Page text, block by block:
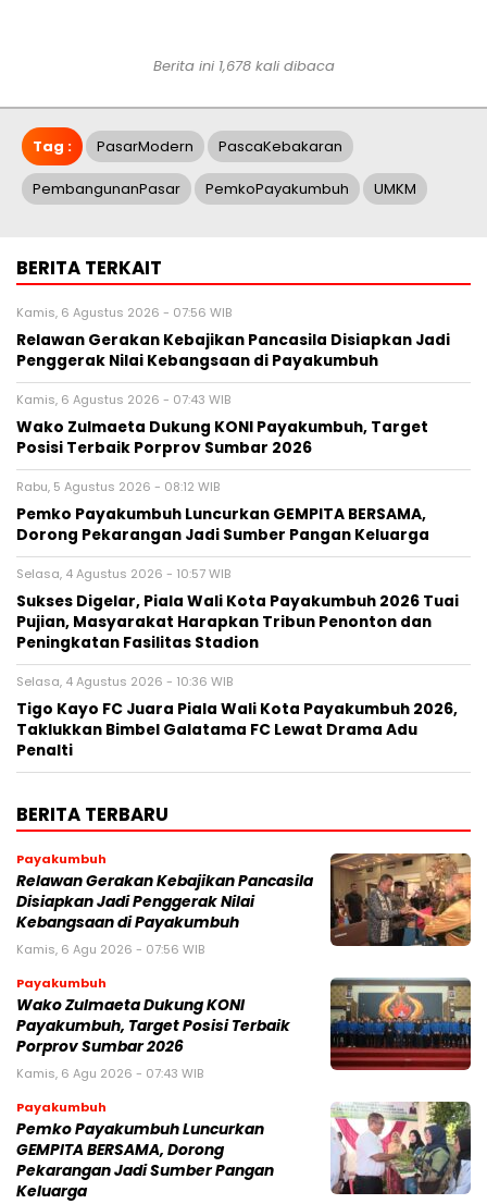
Berita ini 1,678 kali dibaca
Tag : PasarModern PascaKebakaran
PembangunanPasar PemkoPayakumbuh UMKM
BERITA TERKAIT
Kamis, 6 Agustus 2026 - 07:56 WIB
Relawan Gerakan Kebajikan Pancasila Disiapkan Jadi
Penggerak Nilai Kebangsaan di Payakumbuh
Kamis, 6 Agustus 2026 - 07:43 WIB
Wako Zulmaeta Dukung KONI Payakumbuh, Target
Posisi Terbaik Porprov Sumbar 2026
Rabu, 5 Agustus 2026 - 08:12 WIB
Pemko Payakumbuh Luncurkan GEMPITA BERSAMA,
Dorong Pekarangan Jadi Sumber Pangan Keluarga
Selasa, 4 Agustus 2026 - 10:57 WIB
Sukses Digelar, Piala Wali Kota Payakumbuh 2026 Tuai
Pujian, Masyarakat Harapkan Tribun Penonton dan
Peningkatan Fasilitas Stadion
Selasa, 4 Agustus 2026 - 10:36 WIB
Tigo Kayo FC Juara Piala Wali Kota Payakumbuh 2026,
Taklukkan Bimbel Galatama FC Lewat Drama Adu
Penalti
BERITA TERBARU
Payakumbuh
Relawan Gerakan Kebajikan Pancasila
Disiapkan Jadi Penggerak Nilai
Kebangsaan di Payakumbuh
Kamis, 6 Agu 2026 - 07:56 WIB
Payakumbuh
Wako Zulmaeta Dukung KONI
Payakumbuh, Target Posisi Terbaik
Porprov Sumbar 2026
Kamis, 6 Agu 2026 - 07:43 WIB
Payakumbuh
Pemko Payakumbuh Luncurkan
GEMPITA BERSAMA, Dorong
Pekarangan Jadi Sumber Pangan
Keluarga